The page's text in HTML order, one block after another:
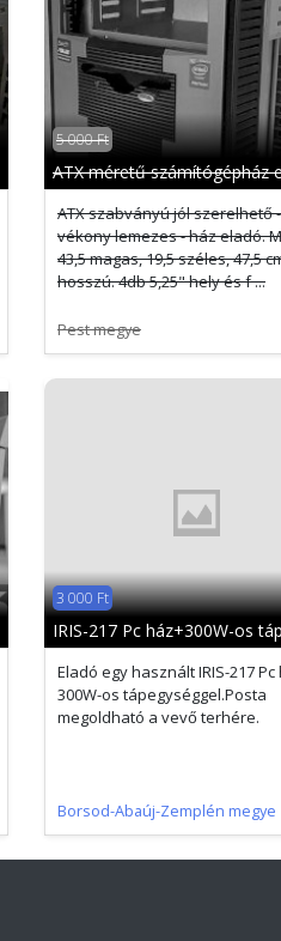
5 000 Ft
ATX méretű számítógépház
ATX szabványú jól szerelhető
vékony lemezes - ház eladó.
43,5 magas, 19,5 széles, 47,5
hosszú. 4db 5,25" hely és f ...
Pest megye
3 000 Ft
IRIS-217 Pc ház+300W-os
Eladó egy használt IRIS-217 Pc
300W-os tápegységgel.Posta
megoldható a vevő terhére.
Borsod-Abaúj-Zemplén megye